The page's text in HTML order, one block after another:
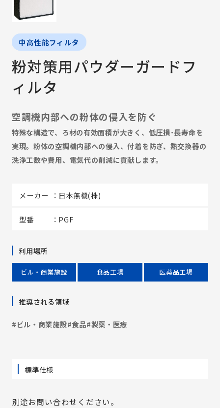
中高性能フィルタ
粉対策用パウダーガードフ
ィルタ
空調機内部への粉体の侵入を防ぐ
特殊な構造で、ろ材の有効面積が大きく、低圧損･長寿命を
実現。粉体の空調機内部への侵入、付着を防ぎ、熱交換器の
洗浄工数や費用、電気代の削減に貢献します。
メーカー 日本無機(株)
型番 PGF
利用場所
ビル・商業施設 食品工場 医薬品工場
推奨される領域
#ビル・商業施設#食品#製薬・医療
標準仕様
別途お問い合わせください。